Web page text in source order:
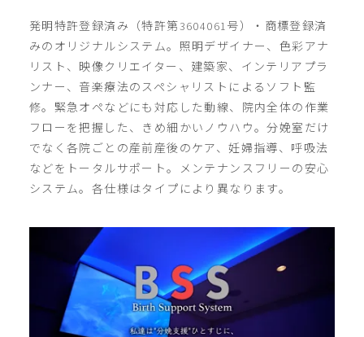
発明特許登録済み（特許第3604061号）・商標登録済
みのオリジナルシステム。照明デザイナー、色彩アナ
リスト、映像クリエイター、建築家、インテリアプラ
ンナー、音楽療法のスペシャリストによるソフト監
修。緊急オペなどにも対応した動線、院内全体の作業
フローを把握した、きめ細かいノウハウ。分娩室だけ
でなく各院ごとの産前産後のケア、妊婦指導、呼吸法
などをトータルサポート。メンテナンスフリーの安心
システム。各仕様はタイプにより異なります。